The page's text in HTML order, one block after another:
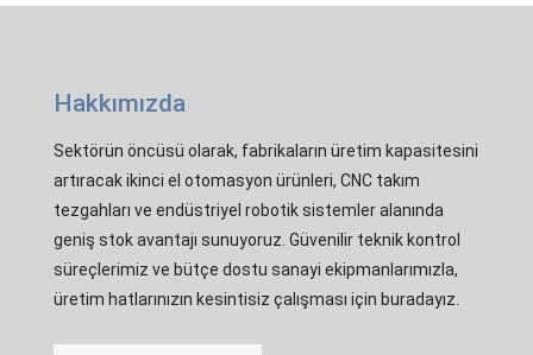
Hakkımızda
Sektörün öncüsü olarak, fabrikaların üretim kapasitesini
artıracak ikinci el otomasyon ürünleri, CNC takım
tezgahları ve endüstriyel robotik sistemler alanında
geniş stok avantajı sunuyoruz. Güvenilir teknik kontrol
süreçlerimiz ve bütçe dostu sanayi ekipmanlarımızla,
üretim hatlarınızın kesintisiz çalışması için buradayız.